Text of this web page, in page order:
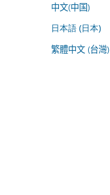
中文(中国)
日本語 (日本)
繁體中文 (台灣)